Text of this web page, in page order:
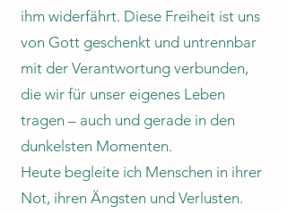
ihm widerfährt. Diese Freiheit ist uns
von Gott geschenkt und untrennbar
mit der Verantwortung verbunden,
die wir für unser eigenes Leben
tragen – auch und gerade in den
dunkelsten Momenten.
Heute begleite ich Menschen in ihrer
Not, ihren Ängsten und Verlusten.